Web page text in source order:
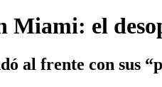
Miami: el
al frente con sus